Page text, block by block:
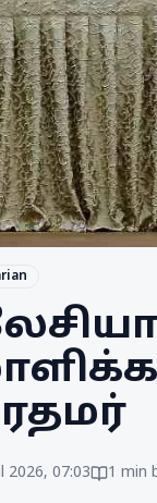
2026, 07:03 1 min